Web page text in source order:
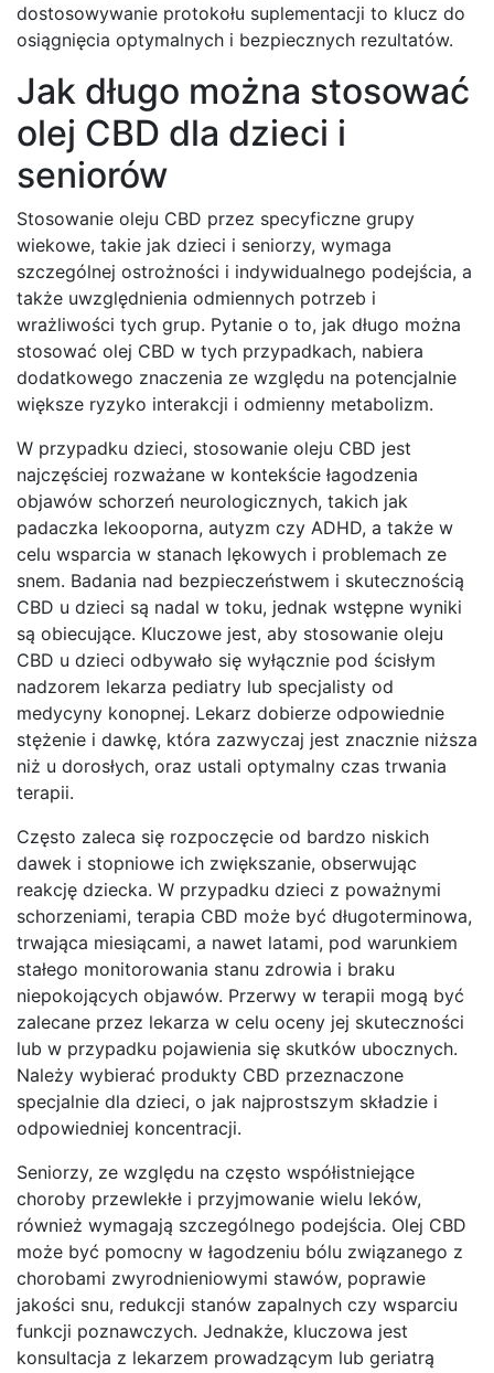
dostosowywanie protokołu suplementacji to klucz do
osiągnięcia optymalnych i bezpiecznych rezultatów.
Jak długo można stosować
olej CBD dla dzieci i
seniorów
Stosowanie oleju CBD przez specyficzne grupy
wiekowe, takie jak dzieci i seniorzy, wymaga
szczególnej ostrożności i indywidualnego podejścia, a
także uwzględnienia odmiennych potrzeb i
wrażliwości tych grup. Pytanie o to, jak długo można
stosować olej CBD w tych przypadkach, nabiera
dodatkowego znaczenia ze względu na potencjalnie
większe ryzyko interakcji i odmienny metabolizm.
W przypadku dzieci, stosowanie oleju CBD jest
najczęściej rozważane w kontekście łagodzenia
objawów schorzeń neurologicznych, takich jak
padaczka lekooporna, autyzm czy ADHD, a także w
celu wsparcia w stanach lękowych i problemach ze
snem. Badania nad bezpieczeństwem i skutecznością
CBD u dzieci są nadal w toku, jednak wstępne wyniki
są obiecujące. Kluczowe jest, aby stosowanie oleju
CBD u dzieci odbywało się wyłącznie pod ścisłym
nadzorem lekarza pediatry lub specjalisty od
medycyny konopnej. Lekarz dobierze odpowiednie
stężenie i dawkę, która zazwyczaj jest znacznie niższa
niż u dorosłych, oraz ustali optymalny czas trwania
terapii.
Często zaleca się rozpoczęcie od bardzo niskich
dawek i stopniowe ich zwiększanie, obserwując
reakcję dziecka. W przypadku dzieci z poważnymi
schorzeniami, terapia CBD może być długoterminowa,
trwająca miesiącami, a nawet latami, pod warunkiem
stałego monitorowania stanu zdrowia i braku
niepokojących objawów. Przerwy w terapii mogą być
zalecane przez lekarza w celu oceny jej skuteczności
lub w przypadku pojawienia się skutków ubocznych.
Należy wybierać produkty CBD przeznaczone
specjalnie dla dzieci, o jak najprostszym składzie i
odpowiedniej koncentracji.
Seniorzy, ze względu na często współistniejące
choroby przewlekłe i przyjmowanie wielu leków,
również wymagają szczególnego podejścia. Olej CBD
może być pomocny w łagodzeniu bólu związanego z
chorobami zwyrodnieniowymi stawów, poprawie
jakości snu, redukcji stanów zapalnych czy wsparciu
funkcji poznawczych. Jednakże, kluczowa jest
konsultacja z lekarzem prowadzącym lub geriatrą